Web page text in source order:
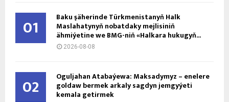
01 Baku şäherinde Türkmenistanyň Halk
Maslahatynyň nobatdaky mejlisiniň
ähmiýetine we BMG-niň «Halkara hukugyň...
2026-08-08
02 Oguljahan Atabaýewa: Maksadymyz – enelere
goldaw bermek arkaly sagdyn jemgyýeti
kemala getirmek